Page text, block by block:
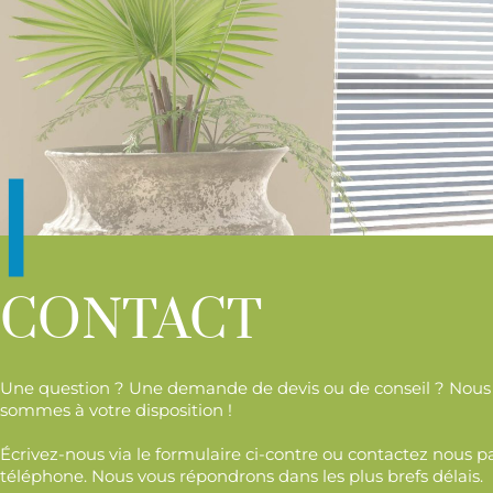
|
CONTACT
Une question ? Une demande de devis ou de conseil ? Nous
sommes à votre disposition !
Écrivez-nous via le formulaire ci-contre ou contactez nous
téléphone. Nous vous répondrons dans les plus brefs délais.